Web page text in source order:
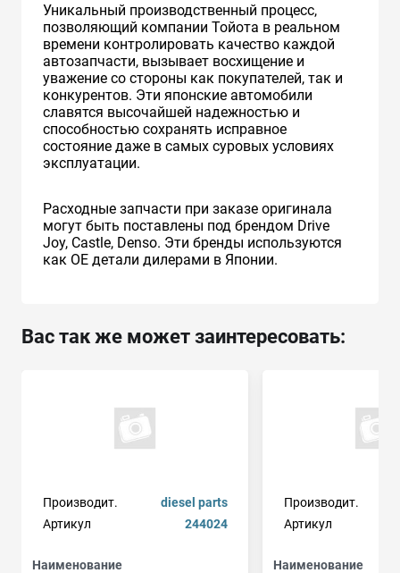
Уникальный производственный процесс,
позволяющий компании Тойота в реальном
времени контролировать качество каждой
автозапчасти, вызывает восхищение и
уважение со стороны как покупателей, так и
конкурентов. Эти японские автомобили
славятся высочайшей надежностью и
способностью сохранять исправное
состояние даже в самых суровых условиях
эксплуатации.
Расходные запчасти при заказе оригинала
могут быть поставлены под брендом Drive
Joy, Castle, Denso. Эти бренды используются
как ОЕ детали дилерами в Японии.
Вас так же может заинтересовать:
Производит.
diesel parts
Артикул
244024
Наименование
Производит.
Артикул
Наименование